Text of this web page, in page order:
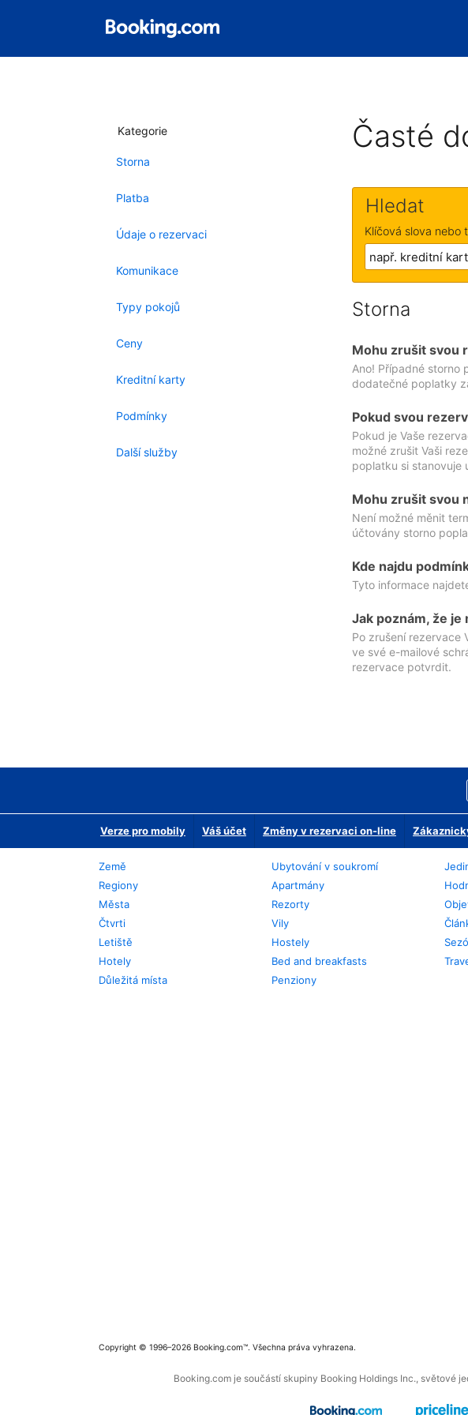
Kategorie
Storna
Platba
Údaje o rezervaci
Komunikace
Typy pokojů
Ceny
Kreditní karty
Podmínky
Další služby
Časté
Hledat
Klíčová slova nebo
Storna
Mohu zrušit svou
Ano! Případné storno
dodatečné poplatky
Pokud svou
Pokud je Vaše
možné zrušit Vaši
poplatku si stanovuje
Mohu zrušit svou
Není možné měnit
účtovány storno
Kde najdu
Tyto informace
Jak poznám, že
Po zrušení rezervace
ve své e-mailové
rezervace potvrdit.
Verze pro mobily Váš účet Změny v rezervaci on-line
Země
Regiony
Města
Čtvrti
Letiště
Hotely
Důležitá místa
Ubytování v soukromí
Apartmány
Rezorty
Vily
Hostely
Bed and breakfasts
Penziony
Copyright © 1996–2026 Booking.com™. Všechna práva vyhrazena.
Booking.com je součástí skupiny Booking Holdings Inc., světové